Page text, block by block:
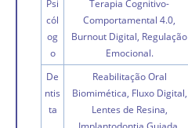
Psi
cól
og
o
Terapia Cognitivo-
Comportamental 4.0,
Burnout Digital, Regulação
Emocional.
De
ntis
ta
Reabilitação Oral
Biomimética, Fluxo Digital,
Lentes de Resina,